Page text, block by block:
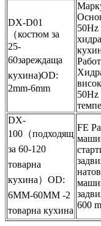
DX-D01
（костюм за
25-
60зареждаща
кухина)OD:
2mm-6mm
50Hz
50Hz
DX-
100 （подходящ
за 60-120
товарна
кухина） OD:
6MM-60MM -2
товарна кухина
FE
600